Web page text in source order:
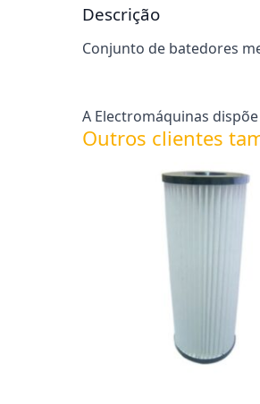
Descrição
Conjunto de batedores
A Electromáquinas
Outros clientes